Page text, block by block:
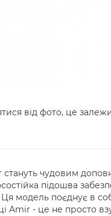
від фото, це
стануть чудовим
підошва
модель поєднує в
Amir - це не просто